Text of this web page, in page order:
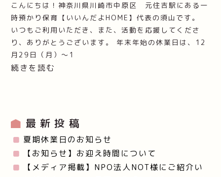
こんにちは！神奈川県川崎市中原区 元住吉駅にある一
時預かり保育【いいんだよHOME】代表の須山です。
いつもご利用いただき、また、活動を応援してくださ
り、ありがとうございます。 年末年始の休業日は、12
月29日（月）～1
続きを読む
最新投稿
夏期休業日のお知らせ
【お知らせ】お迎え時間について
【メディア掲載】NPO法人NOT様にご紹介い